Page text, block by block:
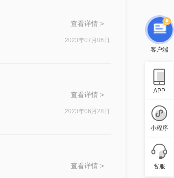
查看详情 >
2023年07月06日
查看详情 >
2023年06月28日
查看详情 >
客户端
APP
小程序
客服